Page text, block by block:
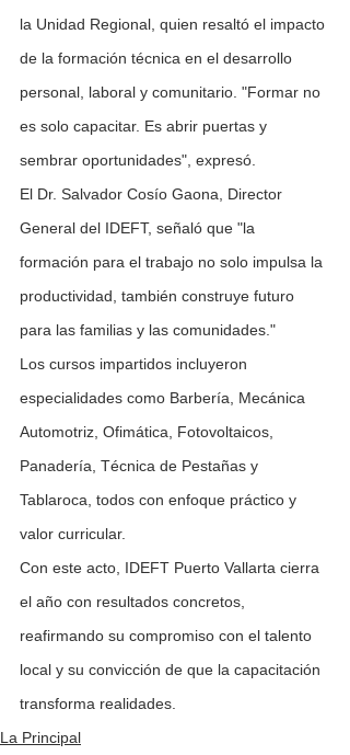
la Unidad Regional, quien resaltó el impacto
de la formación técnica en el desarrollo
personal, laboral y comunitario. "Formar no
es solo capacitar. Es abrir puertas y
sembrar oportunidades", expresó.
El Dr. Salvador Cosío Gaona, Director
General del IDEFT, señaló que "la
formación para el trabajo no solo impulsa la
productividad, también construye futuro
para las familias y las comunidades."
Los cursos impartidos incluyeron
especialidades como Barbería, Mecánica
Automotriz, Ofimática, Fotovoltaicos,
Panadería, Técnica de Pestañas y
Tablaroca, todos con enfoque práctico y
valor curricular.
Con este acto, IDEFT Puerto Vallarta cierra
el año con resultados concretos,
reafirmando su compromiso con el talento
local y su convicción de que la capacitación
transforma realidades.
La Principal